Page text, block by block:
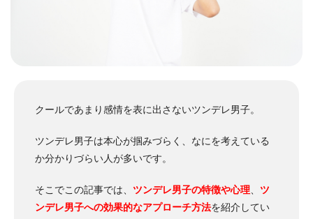
クールであまり感情を表に出さないツンデレ男子。
ツンデレ男子は本心が掴みづらく、なにを考えている
か分かりづらい人が多いです。
そこでこの記事では、 ツンデレ男子の特徴や心理
ツ
ンデレ男子への効果的なアプローチ方法を紹介してい